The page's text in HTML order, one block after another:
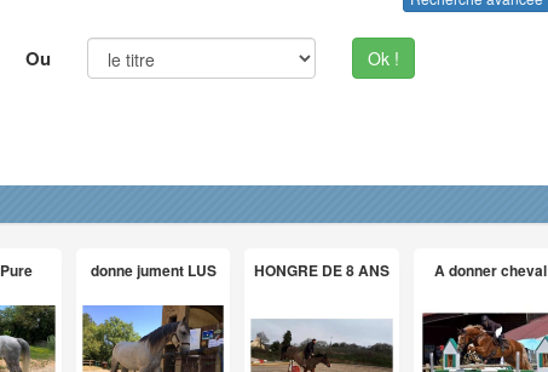
Ou Ok !
donne jument LUS HONGRE DE 8 ANS A donner cheval